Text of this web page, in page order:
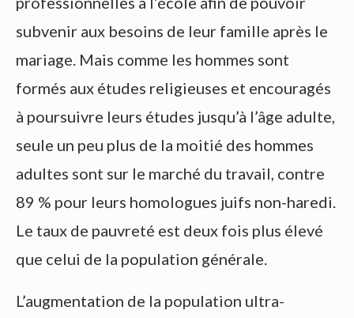
subvenir aux besoins de leur famille après le
mariage. Mais comme les hommes sont
formés aux études religieuses et encouragés
à poursuivre leurs études jusqu’à l’âge adulte,
seule un peu plus de la moitié des hommes
adultes sont sur le marché du travail, contre
89 % pour leurs homologues juifs non-haredi.
Le taux de pauvreté est deux fois plus élevé
que celui de la population générale.
L’augmentation de la population ultra-